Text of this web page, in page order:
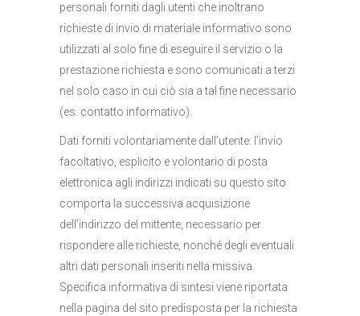
personali forniti dagli utenti che inoltrano
richieste di invio di materiale informativo sono
utilizzati al solo fine di eseguire il servizio o la
prestazione richiesta e sono comunicati a terzi
nel solo caso in cui ciò sia a tal fine necessario
(es. contatto informativo).
Dati forniti volontariamente dall’utente: l’invio
facoltativo, esplicito e volontario di posta
elettronica agli indirizzi indicati su questo sito
comporta la successiva acquisizione
dell’indirizzo del mittente, necessario per
rispondere alle richieste, nonché degli eventuali
altri dati personali inseriti nella missiva.
Specifica informativa di sintesi viene riportata
nella pagina del sito predisposta per la richiesta